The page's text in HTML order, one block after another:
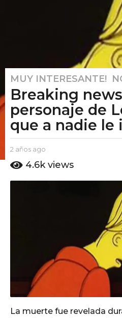
2
a
o
s
g
o
MUY INTERESANTE! ,
Breaking
personaje de
que a nadie le
b
E
2 años ago
ñ
4.6k views
La muerte fue revelada